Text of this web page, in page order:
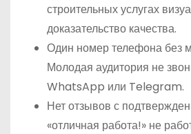
строительных услугах
доказательство качества.
Один номер телефона без
Молодая аудитория не
WhatsApp или Telegram.
Нет отзывов с
«отличная работа!» не